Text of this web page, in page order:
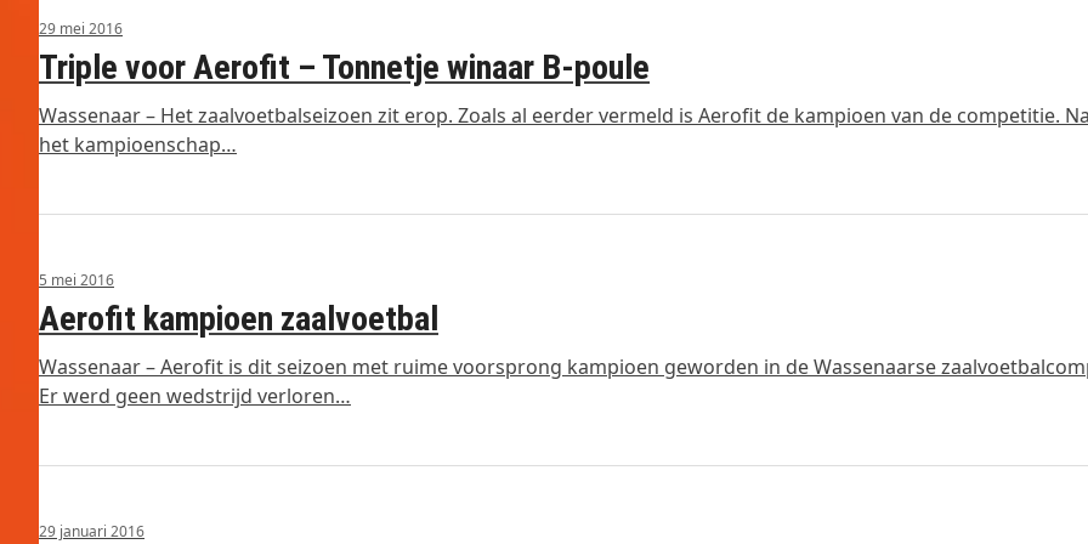
29 mei 2016
Triple voor Aerofit – Tonnetje winaar B-poule
Wassenaar – Het zaalvoetbalseizoen zit erop. Zoals al eerder vermeld is Aerofit de kampioen van de competitie.
het kampioenschap…
5 mei 2016
Aerofit kampioen zaalvoetbal
Wassenaar – Aerofit is dit seizoen met ruime voorsprong kampioen geworden in de Wassenaarse
Er werd geen wedstrijd verloren…
29 januari 2016